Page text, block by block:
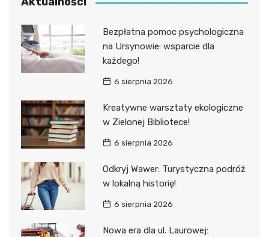
Bezpłatna pomoc psychologiczna
na Ursynowie: wsparcie dla
każdego!
6 sierpnia 2026
Kreatywne warsztaty ekologiczne
w Zielonej Bibliotece!
6 sierpnia 2026
Odkryj Wawer: Turystyczna podróż
w lokalną historię!
6 sierpnia 2026
Nowa era dla ul. Laurowej: